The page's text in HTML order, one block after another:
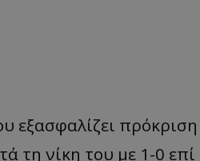
εξασφαλίζει
τη νίκη του με 1-0